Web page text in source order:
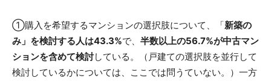
①購入を希望するマンションの選択肢について、「新築の
み」を検討する人は43.3%で、 半数以上の56.7%が中古マン
ションを含めて検討している。（戸建ての選択肢を並行して
検討しているかについては、ここでは問うていない。）一方